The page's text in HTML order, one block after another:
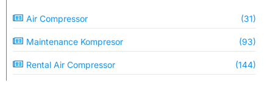
Air Compressor (31)
Maintenance Kompresor (93)
Rental Air Compressor (144)